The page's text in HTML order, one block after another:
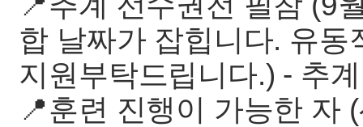
합 날짜가 잡힙니다. 유
지원부탁드립니다.) - 추
📍훈련 진행이 가능한 자